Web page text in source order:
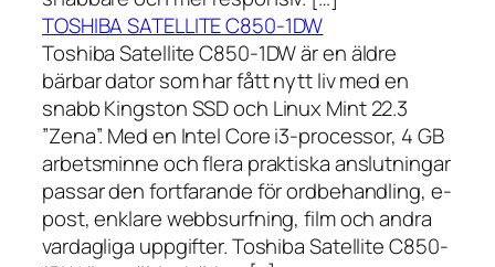
TOSHIBA SATELLITE C850-1DW
Toshiba Satellite C850-1DW är en äldre
bärbar dator som har fått nytt liv med en
snabb Kingston SSD och Linux Mint 22.3
”Zena”. Med en Intel Core i3-processor, 4 GB
arbetsminne och flera praktiska anslutningar
passar den fortfarande för ordbehandling, e-
post, enklare webbsurfning, film och andra
vardagliga uppgifter. Toshiba Satellite C850-